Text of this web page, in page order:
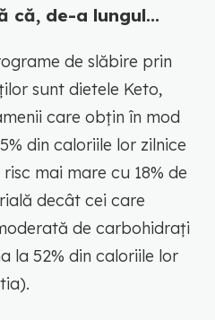
că, de-a lungul...
de slăbire prin
sunt dietele Keto,
care obțin în mod
din caloriile lor zilnice
mai mare cu 18% de
decât cei care
de carbohidrați
la 52% din caloriile lor